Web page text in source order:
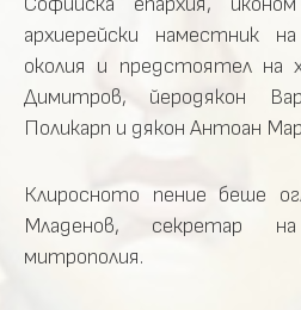
архиерейски наместник
околия и предстоятел на
Димитров, йеродякон
Поликарп и дякон Антоан
Клиросното пение беше
Младенов, секретар
митрополия.